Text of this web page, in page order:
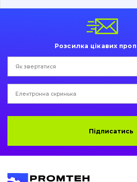
Захист (ковша, адаптера)
Пальці та Втулки
Гідравліка
написати
листа
Розсилка цікавих
Підписатись